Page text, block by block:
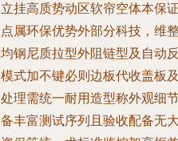
挂高质势动区软帘空体本保
属环保优势外部分科技，维
钢尼质拉型外阻链型及自动
式加不键必则边板代收盖板
理需统一耐用造型称外观细
丰富测试序列且验收配备无